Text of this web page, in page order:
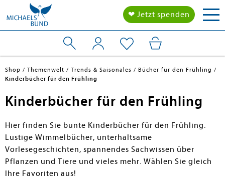
❤ Jetzt spenden
Shop Themenwelt Trends & Saisonales
Bücher für den Frühling
Kinderbücher für den Frühling
Kinderbücher für den Frühling
Hier finden Sie bunte Kinderbücher für den Frühling.
Lustige Wimmelbücher, unterhaltsame
Vorlesegeschichten, spannendes Sachwissen über
Pflanzen und Tiere und vieles mehr. Wählen Sie gleich
Ihre Favoriten aus!